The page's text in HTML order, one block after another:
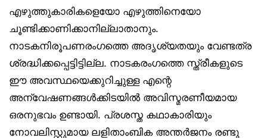
എഴുത്തുകാരികളെയോ എഴുത്തിനെയോ
ചൂണ്ടിക്കാണിക്കാനില്ലാതാനും.
നാടകനിരൂപണരംഗത്തെ അദൃശ്യതയും വേണ്ടത്ര
ശ്രദ്ധിക്കപ്പെട്ടിട്ടില്ല. നാടകരംഗത്തെ സ്ത്രീകളുടെ
ഈ അവസ്ഥയെക്കുറിച്ചുള്ള എന്റെ
അന്വേഷണങ്ങൾക്കിടയിൽ അവിസ്മരണീയമായ
ഒരനുഭവം ഉണ്ടായി. പ്രശസ്ത കഥാകാരിയും
നോവലിസ്റ്റുമായ ലളിതാംബിക അന്തർജനം രണ്ടു